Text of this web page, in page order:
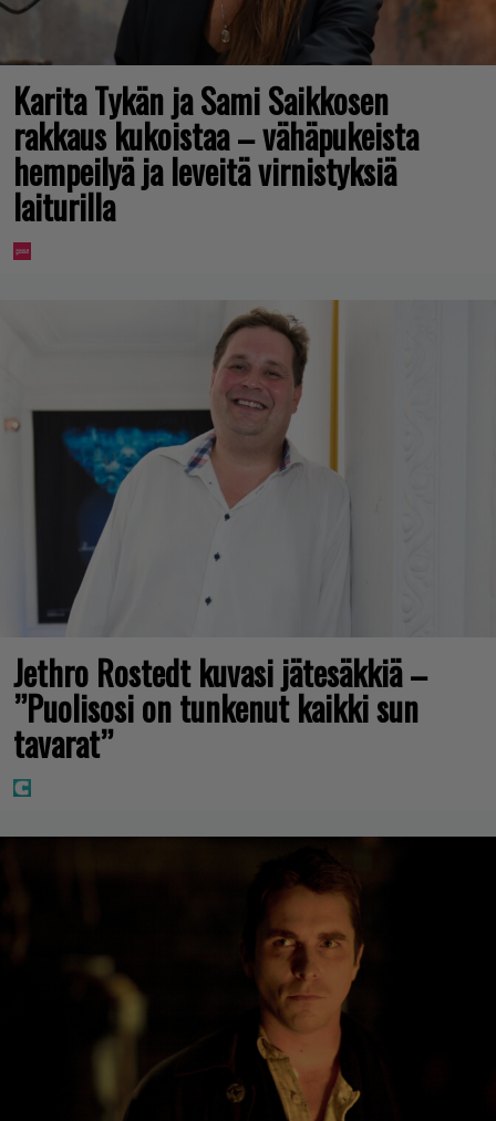
Karita Tykän ja Sami Saikkosen
rakkaus kukoistaa – vähäpukeista
hempeilyä ja leveitä virnistyksiä
laiturilla
Jethro Rostedt kuvasi jätesäkkiä –
”Puolisosi on tunkenut kaikki sun
tavarat”